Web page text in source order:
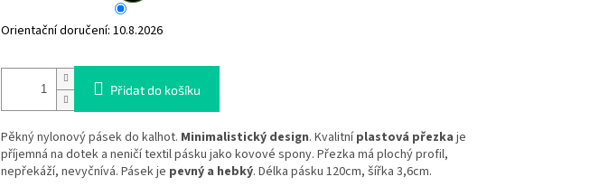
Orientační doručení: 10.8.2026
Přidat do košíku
Pěkný nylonový pásek do kalhot. Minimalistický design. Kvalitníplastová přezka je
příjemná na dotek a neničí textil pásku jako kovové spony. Přezka má plochý profil,
nepřekáží, nevyčnívá. Pásek je pevný a hebký. Délka pásku 120cm, šířka 3,6cm.